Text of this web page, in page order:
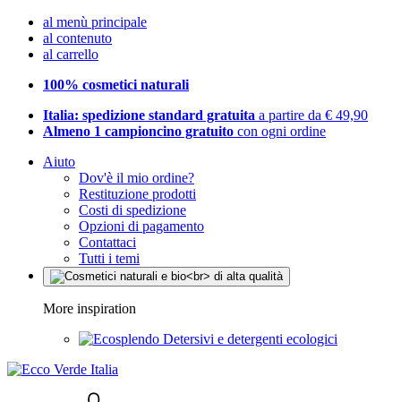
al menù principale
al contenuto
al carrello
100% cosmetici naturali
Italia: spedizione standard gratuita a partire da € 49,90
Almeno 1 campioncino gratuito con ogni ordine
Aiuto
Dov'è il mio ordine?
Restituzione prodotti
Costi di spedizione
Opzioni di pagamento
Contattaci
Tutti i temi
More inspiration
Detersivi e detergenti ecologici